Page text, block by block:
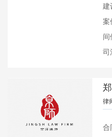
建
案
司
律
合